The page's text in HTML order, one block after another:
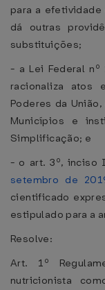
para a
dá outras
substituições;
- a Lei Federal
racionaliza atos
Poderes da
Municípios e
Simplificação; e
- o art. 3º, inciso
setembro de
cientificado
estipulado para a
Resolve:
Art. 1º
nutricionista